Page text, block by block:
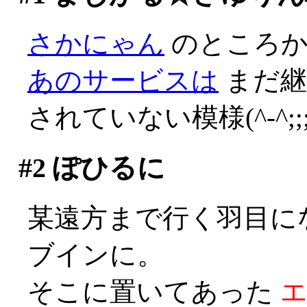
さかにゃん のところ
あのサービスは まだ
されていない模様(^-
#2 ぽひるに
某遠方まで行く羽目
ブインに。
そこに置いてあった